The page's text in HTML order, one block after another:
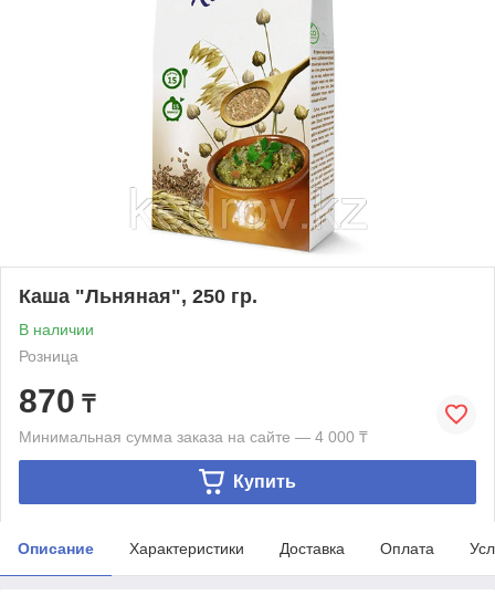
Каша "Льняная", 250 гр.
В наличии
Розница
870 ₸
Минимальная сумма заказа на сайте — 4 000 ₸
Купить
Описание Характеристики Доставка Оплата